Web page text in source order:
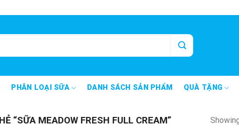
PHÂN LOẠI SỮA DANH SÁCH SẢN PHẨM QUÀ TẶNG
“SỮA MEADOW FRESH FULL CREAM”